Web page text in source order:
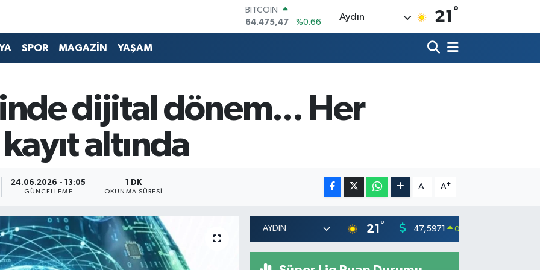
DOLAR
47,5971
%0.05
EURO
BİST100
13.703
%0
Aydın 21 °
SPOR MAGAZİN YAŞAM
dijital dönem... Her
altında
24.06.2026 - 13:05
GÜNCELLEME
1 DK
OKUNMA SÜRESI
A- A+
21 ° 47,5971 0.05